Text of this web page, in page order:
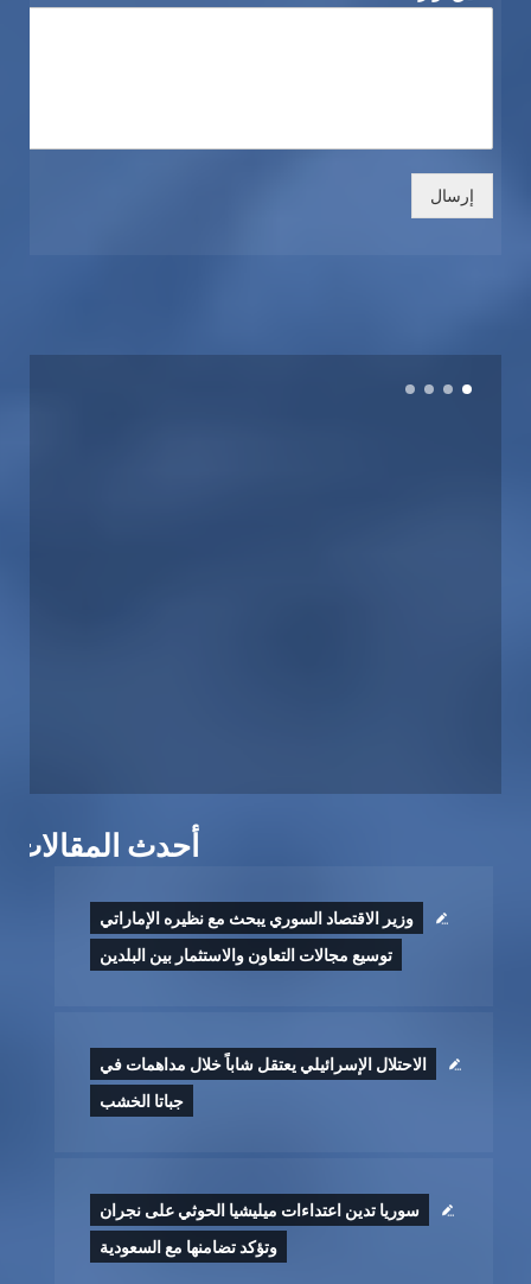
إرسال
أحدث المقالات
وزير الاقتصاد السوري يبحث مع نظيره الإماراتي
توسيع مجالات التعاون والاستثمار بين البلدين
الاحتلال الإسرائيلي يعتقل شاباً خلال مداهمات في
جباتا الخشب
سوريا تدين اعتداءات ميليشيا الحوثي على نجران
وتؤكد تضامنها مع السعودية